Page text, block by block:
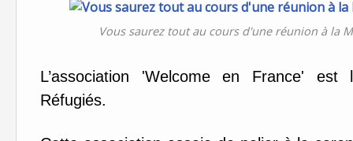
Vous saurez tout au cours d'une réunion à la
L’association 'Welcome en France' est
Réfugiés.